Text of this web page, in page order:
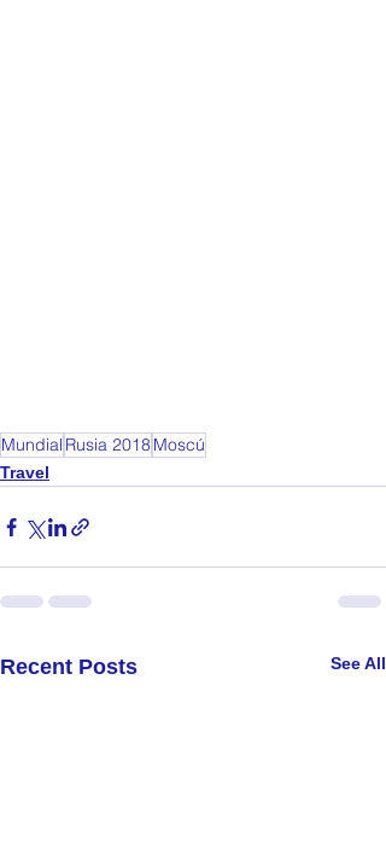
Mundial Rusia 2018Moscú
Travel
Recent Posts See All